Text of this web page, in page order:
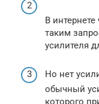
В
таким
усилителя
Но нет
обычный
которого